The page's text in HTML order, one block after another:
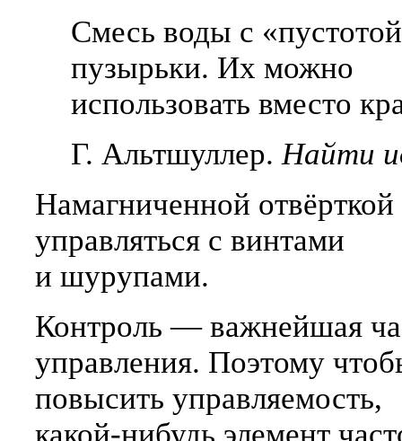
Смесь воды с
пузырьки. Их можно
использовать вместо
Г. Альтшуллер.Найти
Намагниченной
управляться с винтами
и шурупами.
Контроль — важнейшая
управления. Поэтому
повысить управляемость,